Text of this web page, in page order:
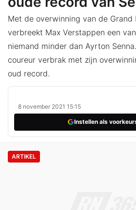
Met de overwinning van de Grand
verbreekt Max Verstappen een
niemand minder dan Ayrton
coureur verbrak met zijn
oud record.
8 november 2021 15:15
Instellen als
ARTIKEL